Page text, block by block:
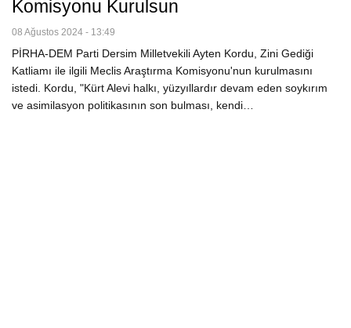
Komisyonu Kurulsun
08 Ağustos 2024 - 13:49
PİRHA-DEM Parti Dersim Milletvekili Ayten Kordu, Zini Gediği
Katliamı ile ilgili Meclis Araştırma Komisyonu'nun kurulmasını
istedi. Kordu, "Kürt Alevi halkı, yüzyıllardır devam eden soykırım
ve asimilasyon politikasının son bulması, kendi…